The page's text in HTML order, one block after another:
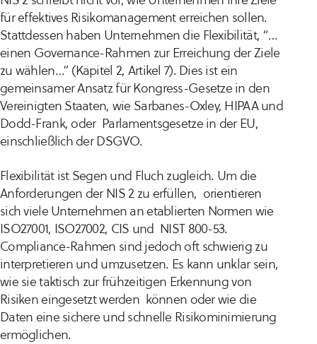
für effektives Risikomanagement erreichen sollen.
Stattdessen haben Unternehmen die Flexibilität, “…
einen Governance-Rahmen zur Erreichung der Ziele
zu wählen…” (Kapitel 2, Artikel 7). Dies ist ein
gemeinsamer Ansatz für Kongress-Gesetze in den
Vereinigten Staaten, wie Sarbanes-Oxley, HIPAA und
Dodd-Frank, oder Parlamentsgesetze in der EU,
einschließlich der DSGVO.
Flexibilität ist Segen und Fluch zugleich. Um die
Anforderungen der NIS 2 zu erfüllen, orientieren
sich viele Unternehmen an etablierten Normen wie
ISO27001, ISO27002, CIS und NIST 800-53.
Compliance-Rahmen sind jedoch oft schwierig zu
interpretieren und umzusetzen. Es kann unklar sein,
wie sie taktisch zur frühzeitigen Erkennung von
Risiken eingesetzt werden können oder wie die
Daten eine sichere und schnelle Risikominimierung
ermöglichen.